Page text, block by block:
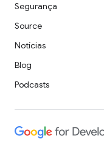
Segurança
Source
Notícias
Blog
Podcasts